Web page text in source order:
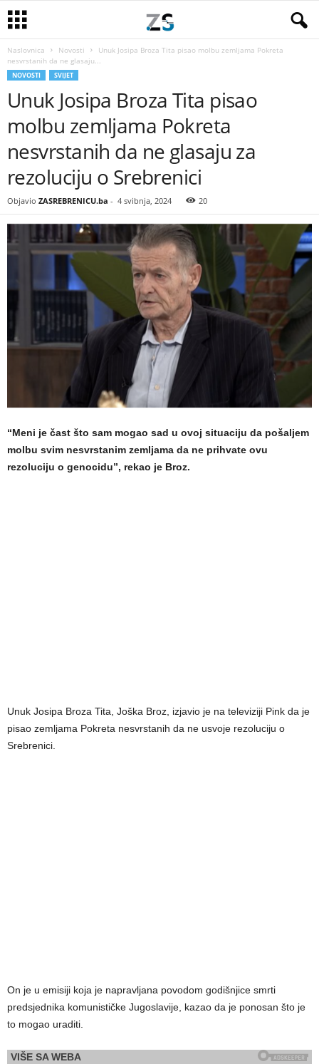
Naslovnica Novosti
Unuk Josipa Broza Tita pisao molbu zemljama Pokreta
nesvrstanih da ne glasaju...
NOVOSTI SVIJET
Unuk Josipa Broza Tita pisao
molbu zemljama Pokreta
nesvrstanih da ne glasaju za
rezoluciju o Srebrenici
Objavio ZASREBRENICU.ba - 4 svibnja, 2024 20
“Meni je čast što sam mogao sad u ovoj situaciju da pošaljem
molbu svim nesvrstanim zemljama da ne prihvate ovu
rezoluciju o genocidu”, rekao je Broz.
Unuk Josipa Broza Tita, Joška Broz, izjavio je na televiziji Pink da je
pisao zemljama Pokreta nesvrstanih da ne usvoje rezoluciju o
Srebrenici.
On je u emisiji koja je napravljana povodom godišnjice smrti
predsjednika komunističke Jugoslavije, kazao da je ponosan što je
to mogao uraditi.